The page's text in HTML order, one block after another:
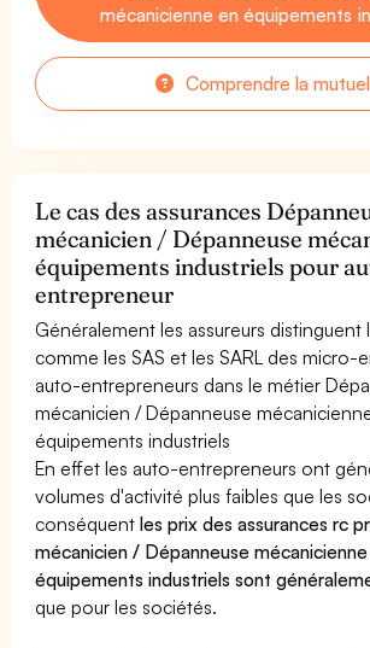
mécanicienne en équipements
Comprendre la
Le cas des assurances
mécanicien / Dépanneuse
équipements industriels pour
entrepreneur
Généralement les assureurs distinguent
comme les SAS et les SARL des micro-
auto-entrepreneurs dans le métier
mécanicien / Dépanneuse
équipements industriels
En effet les auto-entrepreneurs ont
volumes d'activité plus faibles que les
conséquentles prix des assurances rc
mécanicien / Dépanneuse
équipements industriels sont
que pour les sociétés.